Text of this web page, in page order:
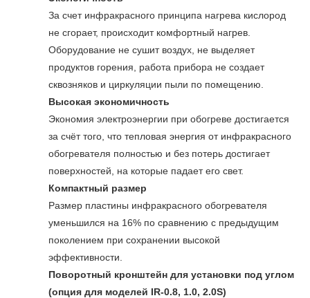
За счет инфракрасного принципа нагрева кислород
не сгорает, происходит комфортный нагрев.
Оборудование не сушит воздух, не выделяет
продуктов горения, работа прибора не создает
сквозняков и циркуляции пыли по помещению.
Высокая экономичность
Экономия электроэнергии при обогреве достигается
за счёт того, что тепловая энергия от инфракрасного
обогревателя полностью и без потерь достигает
поверхностей, на которые падает его свет.
Компактный размер
Размер пластины инфракрасного обогревателя
уменьшился на 16% по сравнению с предыдущим
поколением при сохранении высокой
эффективности.
Поворотный кронштейн для установки под углом
(опция для моделей IR-0.8, 1.0, 2.0S)